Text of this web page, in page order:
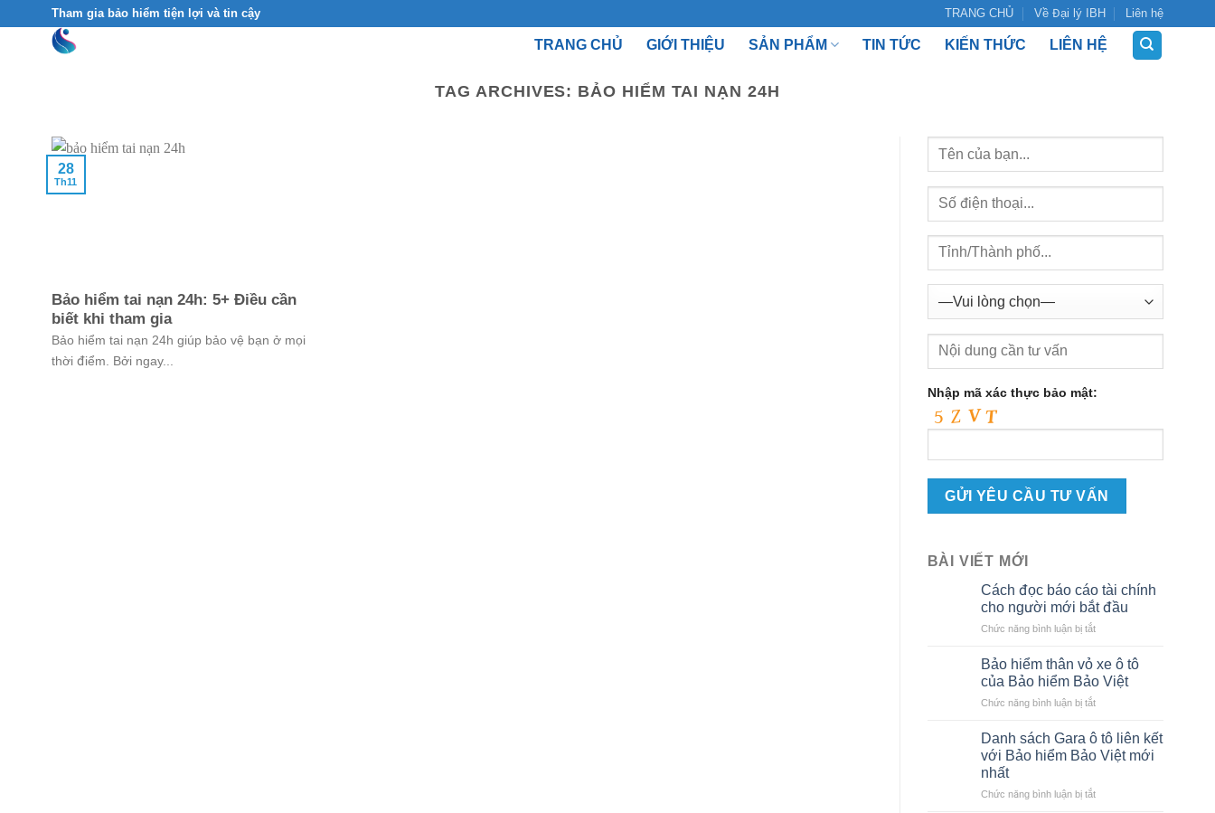
Tham gia bảo hiểm tiện lợi và tin cậy TRANG CHỦ Về Đại lý IBH Liên hệ
TRANG CHỦ GIỚI THIỆU SẢN PHẨM TIN TỨC KIẾN THỨC LIÊN HỆ
TAG ARCHIVES: BẢO HIỂM TAI NẠN 24H
Bảo hiểm tai nạn 24h: 5+ Điều cần
biết khi tham gia
Bảo hiểm tai nạn 24h giúp bảo vệ bạn ở mọi
thời điểm. Bởi ngay...
28
Th11
Nhập mã xác thực bảo mật:
BÀI VIẾT MỚI
Cách đọc báo cáo tài chính
cho người mới bắt đầu
Chức năng bình luận bị tắtở
báo
cáo
tài
cho
người
đầu
Bảo hiểm thân vỏ xe ô tô
của Bảo hiểm Bảo Việt
Chức năng bình luận bị tắtở
hiểm
thân
vỏ
ô
Danh sách Gara ô tô liên kết
với Bảo hiểm Bảo Việt mới
nhất
Chức năng bình luận bị tắtở